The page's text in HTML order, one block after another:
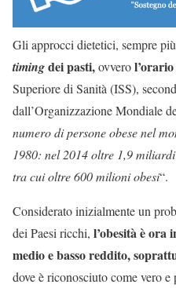
Gli approcci dietetici, sempre
timingdei pasti,ovvero
Superiore di Sanità (ISS),
dall’Organizzazione Mondiale
numero di persone obese nel
1980: nel 2014 oltre 1,9
tra cui oltre 600 milioni obesi“.
Considerato inizialmente un
dei Paesi ricchi, l’obesità è ora
medio e basso reddito,
dove è riconosciuto come vero